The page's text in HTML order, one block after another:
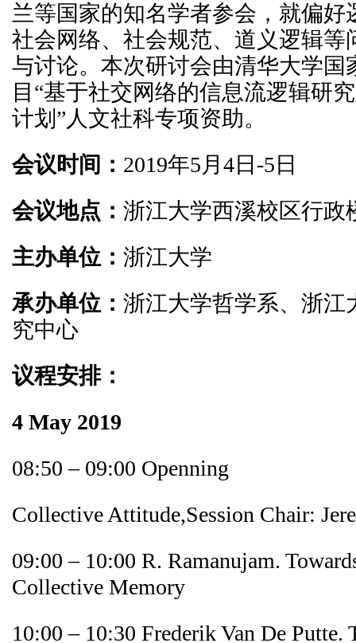
兰等国家的知名学者参会，就偏好
社会网络、社会规范、道义逻辑等
与讨论。本次研讨会由清华大学国
目“基于社交网络的信息流逻辑研
计划”人文社科专项资助。
会议时间： 2019年5月4日-5日
会议地点： 浙江大学西溪校区行政
主办单位： 浙江大学
承办单位： 浙江大学哲学系、浙江
究中心
议程安排：
4 May 2019
08:50 – 09:00 Openning
Collective Attitude,Session Chair:
09:00 – 10:00 R. Ramanujam.
Collective Memory
10:00 – 10:30 Frederik Van De Putte.